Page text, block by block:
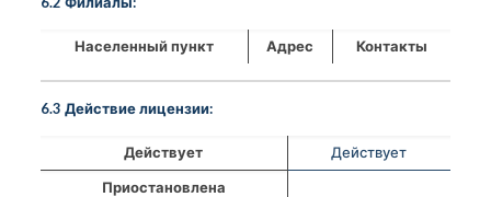
Населенный пункт Адрес Контакты
6.3 Действие лицензии:
Действует
Действует
Приостановлена